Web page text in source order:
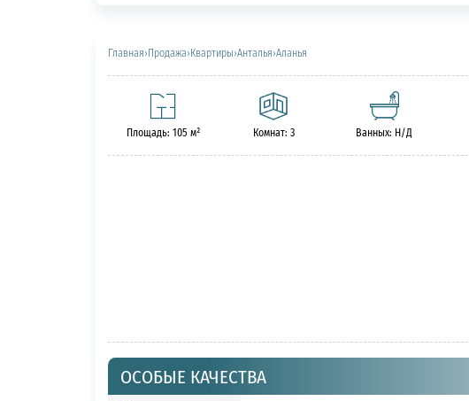
Главная›Продажа›Квартиры›Анталья›Аланья
Площадь: 105 м² Комнат: 3 Ванных: Н/Д
ОСОБЫЕ КАЧЕСТВА